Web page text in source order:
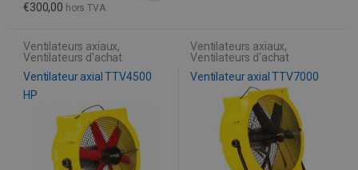
€300,00 hors TVA
Ventilateurs axiaux,
Ventilateurs d'achat
Ventilateur axial TTV4500
HP
Ventilateurs axiaux,
Ventilateurs d'achat
Ventilateur axial TTV7000